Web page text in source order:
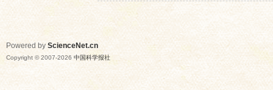
Powered by ScienceNet.cn
Copyright © 2007-2026 中国科学报社